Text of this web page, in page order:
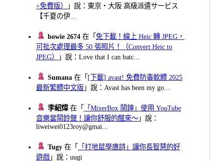
+免費版）
」說：東京・大阪 高級派遣サービス
【千夏の伊...
bowie 2674 在「免下載！線上 Heic 轉 JPEG，
可批次處理最多 50 張照片！（Convert Heic to
JPEG）
」說：Love that I can batc...
Sumana 在「 [下載] avast! 免費防毒軟體 2025
最新繁體中文版 」說：Avast has been my go...
李紹煒在「
「MixerBox 鬧鐘」使用 YouTube
音樂當鬧鈴聲！讓你舒服的醒來～ 」說：
liweiwei0123roy@gmai...
Tugy 在「
「打地鼠學唐詩」讓你長智慧的好
遊戲 」說：uugi